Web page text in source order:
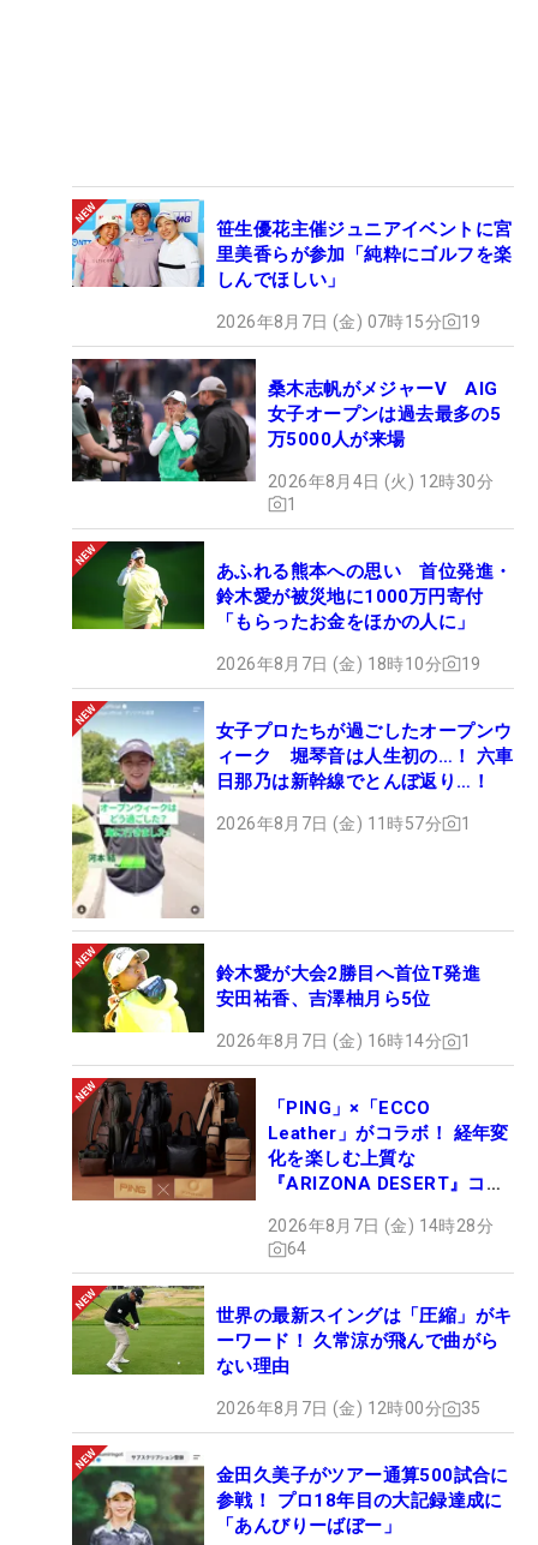
笹生優花主催ジュニアイベントに宮
里美香らが参加「純粋にゴルフを楽
しんでほしい」
2026年8月7日 (金) 07時15分 19
桑木志帆がメジャーV AIG
女子オープンは過去最多の5
万5000人が来場
2026年8月4日 (火) 12時30分
1
あふれる熊本への思い 首位発進・
鈴木愛が被災地に1000万円寄付
「もらったお金をほかの人に」
2026年8月7日 (金) 18時10分 19
女子プロたちが過ごしたオープンウ
ィーク 堀琴音は人生初の…！ 六車
日那乃は新幹線でとんぼ返り…！
2026年8月7日 (金) 11時57分 1
鈴木愛が大会2勝目へ首位T発進
安田祐香、吉澤柚月ら5位
2026年8月7日 (金) 16時14分 1
「PING」×「ECCO
Leather」がコラボ！ 経年変
化を楽しむ上質な
『ARIZONA DESERT』コレ
ュー
2026年8月7日 (金) 14時28分
64
世界の最新スイングは「圧縮」がキ
ーワード！ 久常涼が飛んで曲がら
ない理由
2026年8月7日 (金) 12時00分 35
金田久美子がツアー通算500試合に
参戦！ プロ18年目の大記録達成に
「あんびりーばぼー」